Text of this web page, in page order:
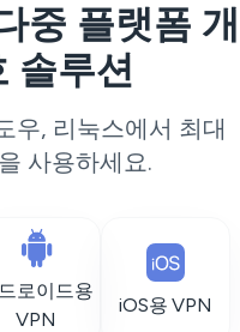
중 플랫폼 개
솔루션
우, 리눅스에서 최대
사용하세요.
로이드용
VPN
iOS용 VPN